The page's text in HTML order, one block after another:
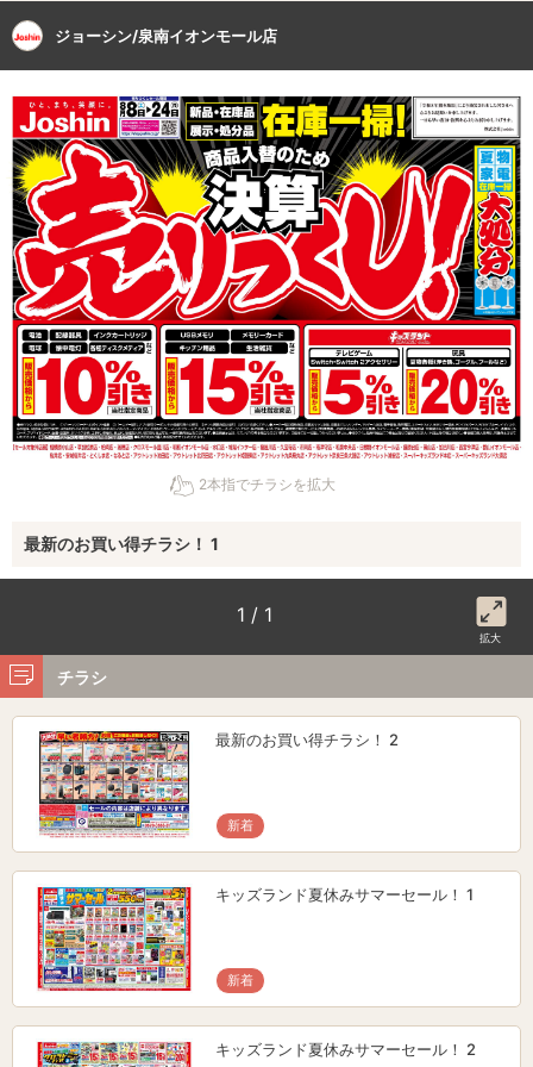
ジョーシン/泉南イオンモール店
2本指でチラシを拡大
最新のお買い得チラシ！ 1
1 / 1
拡大
チラシ
最新のお買い得チラシ！ 2
新着
キッズランド夏休みサマーセール！ 1
新着
キッズランド夏休みサマーセール！ 2